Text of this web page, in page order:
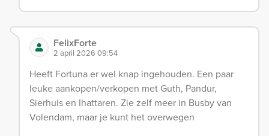
FelixForte
2 april 2026 09:54
Heeft Fortuna er wel knap ingehouden. Een paar
leuke aankopen/verkopen met Guth, Pandur,
Sierhuis en Ihattaren. Zie zelf meer in Busby van
Volendam, maar je kunt het overwegen